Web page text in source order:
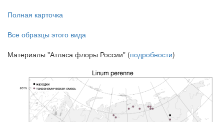
Полная карточка
Все образцы этого вида
Материалы "Атласа флоры России" (подробности)